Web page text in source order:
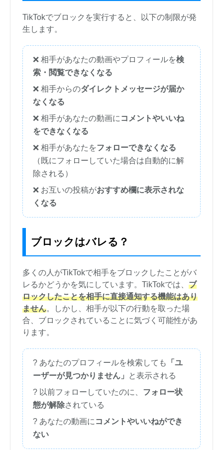
TikTokでブロックを実行すると、以下の制限が発
生します。
❌ 相手があなたの動画やプロフィールを検
索・閲覧できなくなる
❌ 相手からのダイレクトメッセージが届か
なくなる
❌ 相手があなたの動画に コメントやいいね
をできなくなる
❌ 相手があなたをフォローできなくなる
（既にフォローしていた場合は自動的に解
除される）
❌ お互いの投稿がおすすめ欄に表示されな
くなる
ブロックはバレる？
多くの人がTikTokで相手をブロックしたことがバ
レるかどうかを気にしています。TikTokでは、 ブ
ロックしたことを相手に直接通知する機能はあり
ません。しかし、相手が以下の行動を取った場
合、ブロックされていることに気づく可能性があ
ります。
? あなたのプロフィールを検索しても
「ユ
ーザーが見つかりません」
と表示される
? 以前フォローしていたのに、 フォロー状
態が解除されている
? あなたの動画に コメントやいいねができ
ない